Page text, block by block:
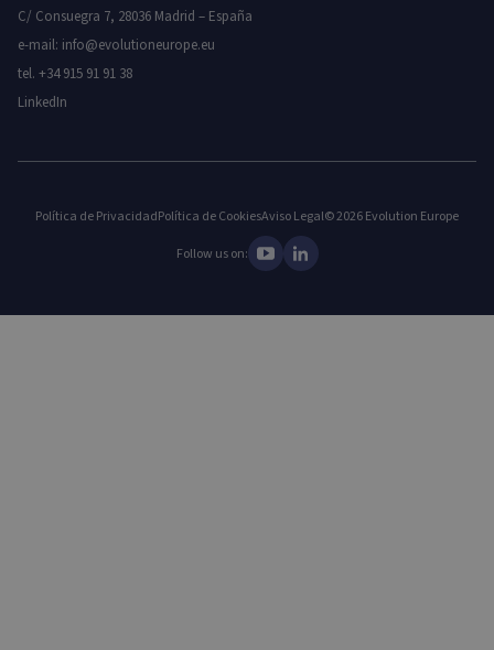
C/ Consuegra 7, 28036 Madrid – España
e-mail: info@evolutioneurope.eu
tel. +34 915 91 91 38
LinkedIn
© 2026 Evolution Europe
Política de PrivacidadPolítica de CookiesAviso Legal
Follow us on: